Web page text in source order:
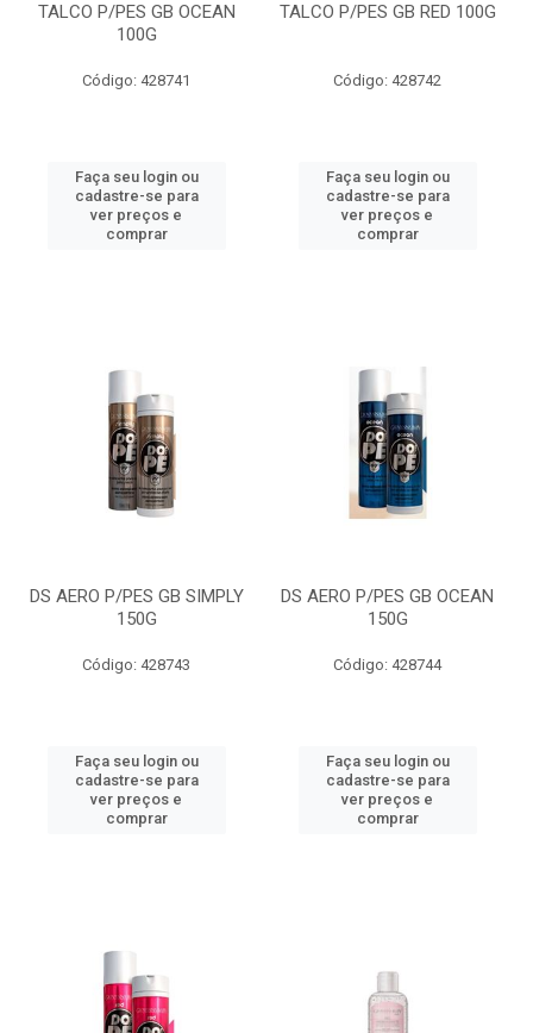
TALCO P/PES GB OCEAN
100G
Código: 428741
Faça seu login ou
cadastre-se para
ver preços e
comprar
TALCO P/PES GB RED 100G
Código: 428742
Faça seu login ou
cadastre-se para
ver preços e
comprar
DS AERO P/PES GB SIMPLY
150G
Código: 428743
Faça seu login ou
cadastre-se para
ver preços e
comprar
DS AERO P/PES GB OCEAN
150G
Código: 428744
Faça seu login ou
cadastre-se para
ver preços e
comprar